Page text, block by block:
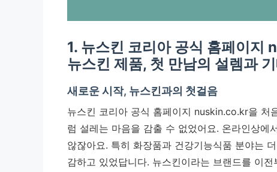
1. 뉴스킨 코리아 공식 홈페이
뉴스킨 제품, 첫 만남의 설렘과 기
새로운 시작, 뉴스킨과의 첫걸음
뉴스킨 코리아 공식 홈페이지 nuskin.co.kr을 처
럼 설레는 마음을 감출 수 없었어요. 온라인상에
않잖아요. 특히 화장품과 건강기능식품 분야는
감하고 있었답니다. 뉴스킨이라는 브랜드를 이